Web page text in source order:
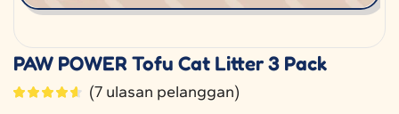
PAW POWER Tofu Cat Litter 3 Pack
(7 ulasan pelanggan)